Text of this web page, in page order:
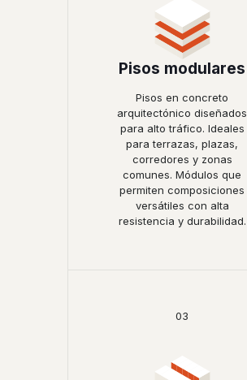
Pisos modulares
Pisos en concreto
arquitectónico diseñados
para alto tráfico. Ideales
para terrazas, plazas,
corredores y zonas
comunes. Módulos que
permiten composiciones
versátiles con alta
resistencia y durabilidad.
03